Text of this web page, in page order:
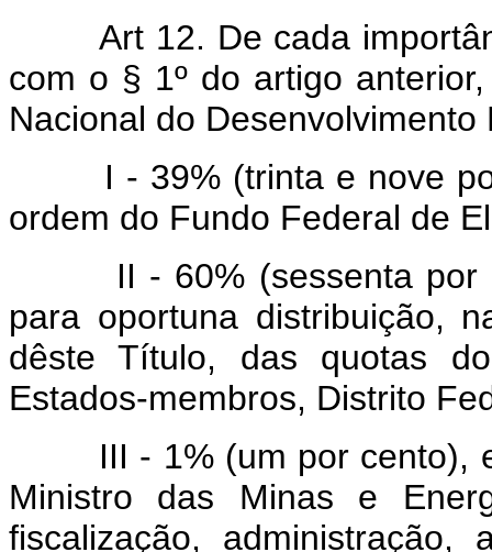
Art 12. De cada
com o § 1º do artigo
Nacional do
I - 39% (trinta e nove por
ordem do Fundo Federal de
II - 60% (sessenta por
para oportuna distribuição,
dêste Título, das quotas
Estados-membros, Distrito
III - 1% (um por cento),
Ministro das Minas e
fiscalização,